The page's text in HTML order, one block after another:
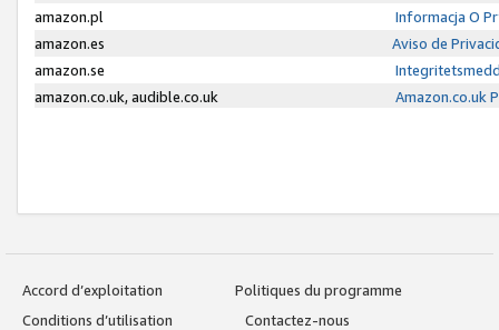
amazon.pl
Informacja O
amazon.es
Aviso de
amazon.se
amazon.co.uk, audible.co.uk
Amazon.co.uk
Accord d’exploitation
Politiques du programme
Conditions d’utilisation
Contactez-nous